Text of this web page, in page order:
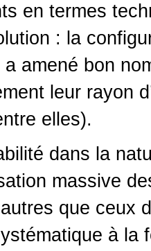
en termes
: la
amené bon
leur rayon
elles).
dans la
massive
que ceux
à la